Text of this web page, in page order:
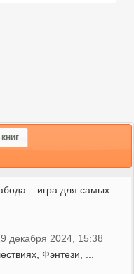
– игра для самых
декабря 2024, 15:38
,Фэнтези